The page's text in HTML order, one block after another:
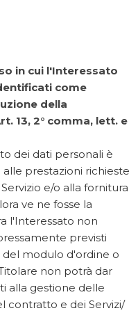
in cui l'Interessato
come
della
13, 2° comma, lett. e
dei dati personali è
prestazioni richieste
e/o alla fornitura
ve ne fosse la
l'Interessato non
previsti
modulo d'ordine o
non potrà dar
alla gestione delle
contratto e dei Servizi/